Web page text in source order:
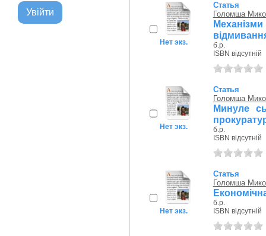
Нет экз.
Статья
Голомша
Механізми
б.р.
ISBN відсутній
Нет экз.
Статья
Голомша
Минуле
б.р.
ISBN відсутній
Нет экз.
Статья
Голомша
б.р.
ISBN відсутній